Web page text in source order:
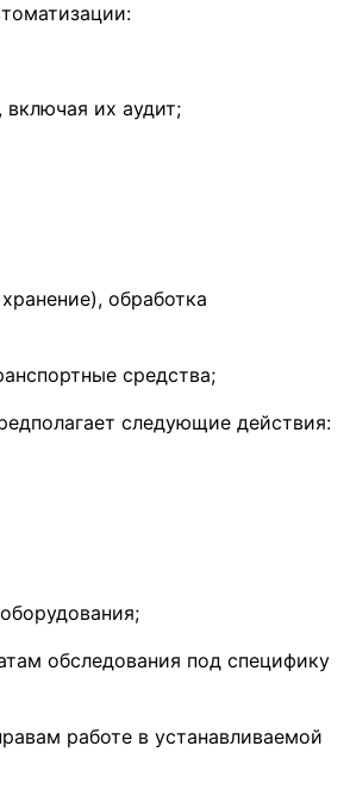
их аудит;
обработка
средства;
следующие действия:
обследования под специфику
работе в устанавливаемой